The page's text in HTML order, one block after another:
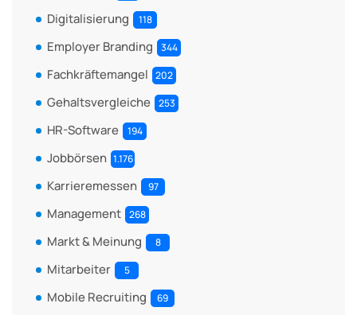
Digitalisierung 118
Employer Branding 344
Fachkräftemangel 202
Gehaltsvergleiche 253
HR-Software 194
Jobbörsen 1.176
Karrieremessen 97
Management 268
Markt & Meinung 8
Mitarbeiter 5
Mobile Recruiting 69